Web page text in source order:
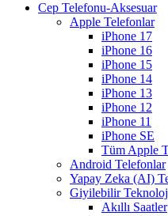
Cep Telefonu-Aksesuar
Apple Telefonlar
iPhone 17
iPhone 16
iPhone 15
iPhone 14
iPhone 13
iPhone 12
iPhone 11
iPhone SE
Tüm Apple
Android Telefonlar
Yapay Zeka (AI)
Giyilebilir
Akıllı Saatler